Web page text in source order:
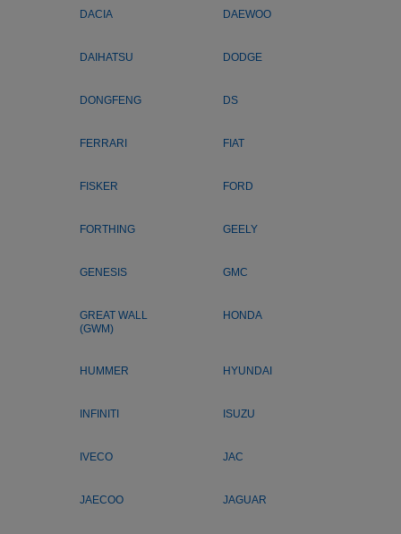
DACIA DAEWOO
DAIHATSU DODGE
DONGFENG DS
FERRARI FIAT
FISKER FORD
FORTHING GEELY
GENESIS GMC
GREAT WALL
(GWM)
HONDA
HUMMER HYUNDAI
INFINITI ISUZU
IVECO JAC
JAECOO JAGUAR